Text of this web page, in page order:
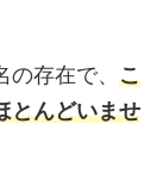
存在で、 こ
とんどいませ